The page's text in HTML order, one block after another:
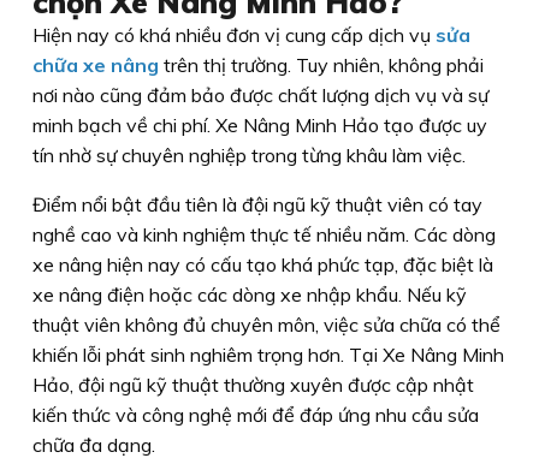
Hiện nay có khá nhiều đơn vị cung cấp dịch vụ sửa
chữa xe nâng trên thị trường. Tuy nhiên, không phải
nơi nào cũng đảm bảo được chất lượng dịch vụ và sự
minh bạch về chi phí. Xe Nâng Minh Hảo tạo được uy
tín nhờ sự chuyên nghiệp trong từng khâu làm việc.
Điểm nổi bật đầu tiên là đội ngũ kỹ thuật viên có tay
nghề cao và kinh nghiệm thực tế nhiều năm. Các dòng
xe nâng hiện nay có cấu tạo khá phức tạp, đặc biệt là
xe nâng điện hoặc các dòng xe nhập khẩu. Nếu kỹ
thuật viên không đủ chuyên môn, việc sửa chữa có thể
khiến lỗi phát sinh nghiêm trọng hơn. Tại Xe Nâng Minh
Hảo, đội ngũ kỹ thuật thường xuyên được cập nhật
kiến thức và công nghệ mới để đáp ứng nhu cầu sửa
chữa đa dạng.